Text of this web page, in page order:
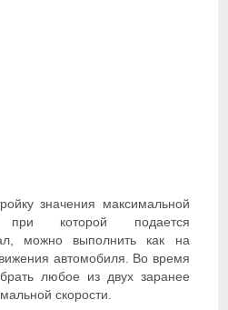
значения максимальной
при которой подается
можно выполнить как на
автомобиля. Во время
любое из двух заранее
скорости.